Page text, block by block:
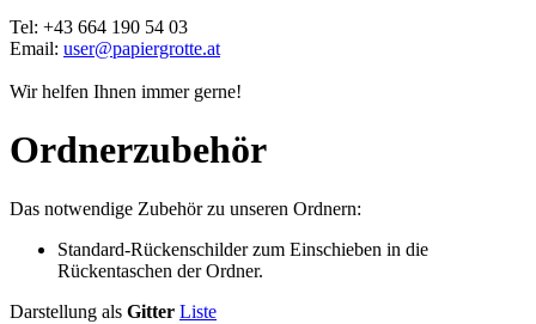
Tel: +43 664 190 54 03
Email: user@papiergrotte.at
Wir helfen Ihnen immer gerne!
Ordnerzubehör
Das notwendige Zubehör zu unseren Ordnern:
Standard-Rückenschilder zum Einschieben in die
Rückentaschen der Ordner.
Darstellung als Gitter Liste